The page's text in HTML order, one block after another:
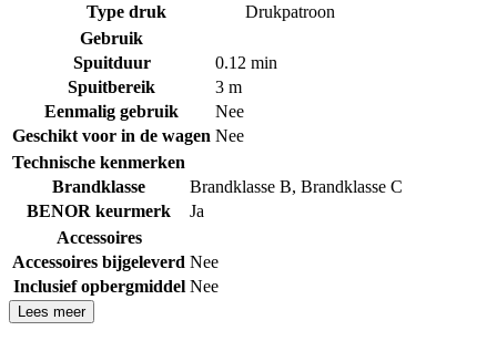
Type druk
Drukpatroon
Gebruik
Spuitduur
0.12 min
Spuitbereik
3 m
Eenmalig gebruik
Nee
Geschikt voor in de wagen Nee
Technische kenmerken
Brandklasse
Brandklasse B, Brandklasse C
BENOR keurmerk
Ja
Accessoires
Accessoires bijgeleverd Nee
Inclusief opbergmiddel Nee
Lees meer